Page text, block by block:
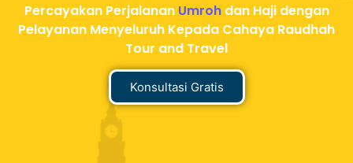
Percayakan Perjalanan Umrohdan Haji dengan
Pelayanan Menyeluruh Kepada Cahaya Raudhah
Tour and Travel
Konsultasi Gratis